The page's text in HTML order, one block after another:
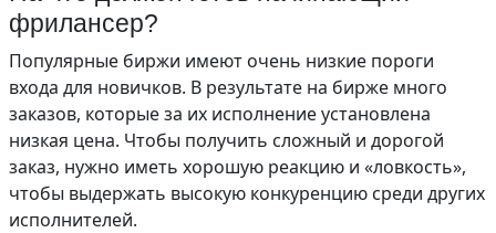
фрилансер?
Популярные биржи имеют очень низкие пороги
входа для новичков. В результате на бирже много
заказов, которые за их исполнение установлена
низкая цена. Чтобы получить сложный и дорогой
заказ, нужно иметь хорошую реакцию и «ловкость»,
чтобы выдержать высокую конкуренцию среди других
исполнителей.